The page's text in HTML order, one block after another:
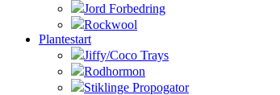
Jord Forbedring
Rockwool
Plantestart
Jiffy/Coco Trays
Rodhormon
Stiklinge Propogator